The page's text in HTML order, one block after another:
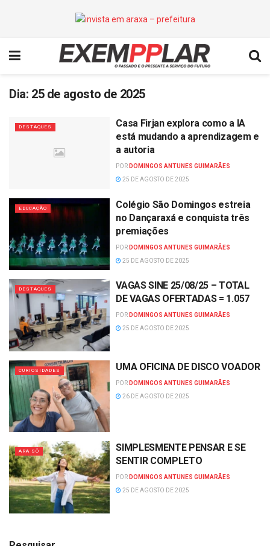
Dia: 25 de agosto de 2025
DESTAQUES
Casa Firjan explora como a IA
está mudando a aprendizagem e
a autoria
POR DOMINGOS ANTUNES GUIMARÃES
25 DE AGOSTO DE 2025
EDUCAÇÃO
Colégio São Domingos estreia
no Dançaraxá e conquista três
premiações
POR DOMINGOS ANTUNES GUIMARÃES
25 DE AGOSTO DE 2025
DESTAQUES
VAGAS SINE 25/08/25 – TOTAL
DE VAGAS OFERTADAS = 1.057
POR DOMINGOS ANTUNES GUIMARÃES
25 DE AGOSTO DE 2025
CURIOSIDADES UMA OFICINA DE DISCO VOADOR
POR DOMINGOS ANTUNES GUIMARÃES
26 DE AGOSTO DE 2025
ARA SÔ
SIMPLESMENTE PENSAR E SE
SENTIR COMPLETO
POR DOMINGOS ANTUNES GUIMARÃES
25 DE AGOSTO DE 2025